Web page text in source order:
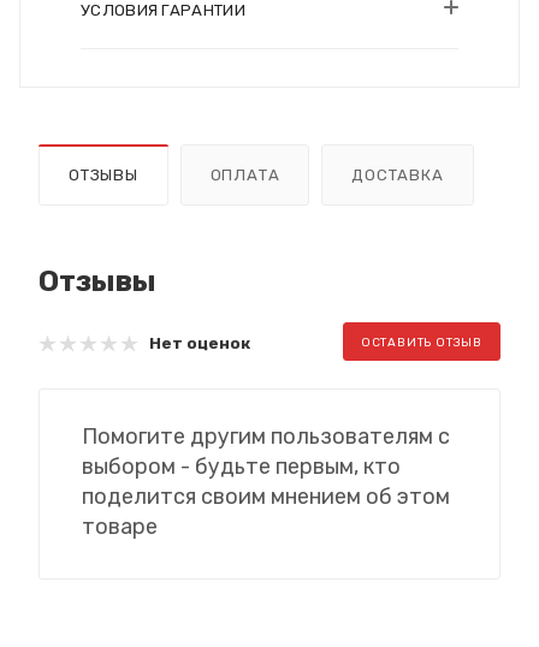
УСЛОВИЯ ГАРАНТИИ
ОТЗЫВЫ ОПЛАТА ДОСТАВКА
Отзывы
Нет оценок ОСТАВИТЬ ОТЗЫВ
Помогите другим пользователям с
выбором - будьте первым, кто
поделится своим мнением об этом
товаре